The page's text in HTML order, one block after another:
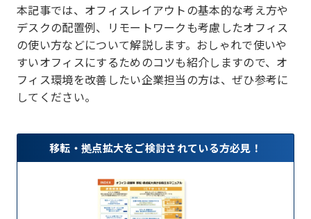
本記事では、オフィスレイアウトの基本的な考え方や
デスクの配置例、リモートワークも考慮したオフィス
の使い方などについて解説します。おしゃれで使いや
すいオフィスにするためのコツも紹介しますので、オ
フィス環境を改善したい企業担当の方は、ぜひ参考に
してください。
移転・拠点拡大をご検討されている方必見！